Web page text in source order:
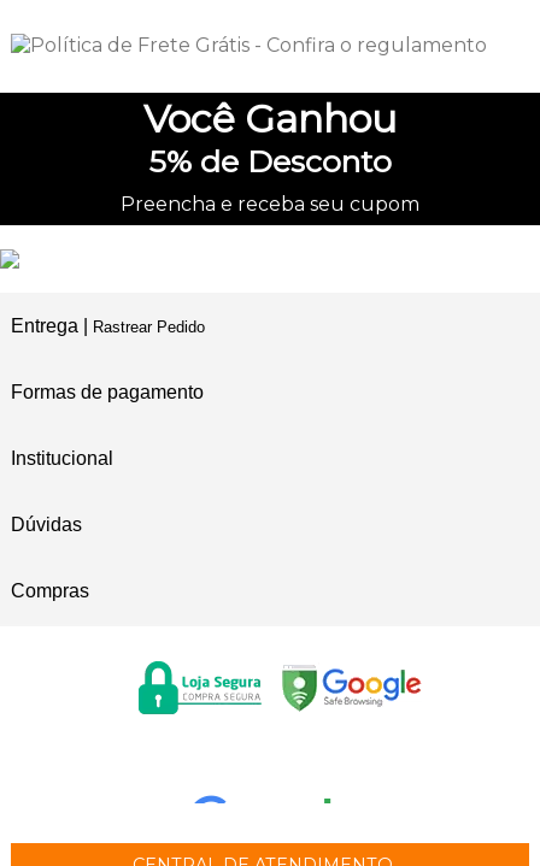
Você Ganhou
5%de Desconto
Preencha e receba seu cupom
Entrega | Rastrear Pedido
Formas de pagamento
Institucional
Dúvidas
Compras